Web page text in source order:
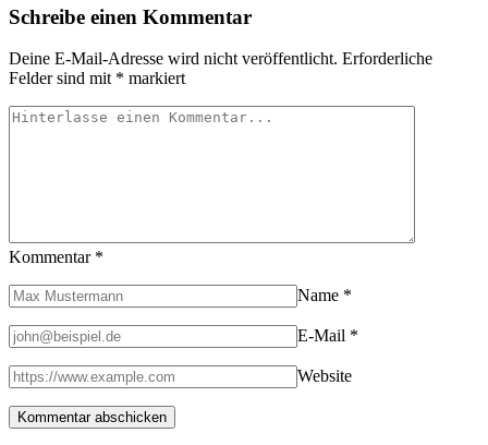
Schreibe einen Kommentar
Deine E-Mail-Adresse wird nicht veröffentlicht. Erforderliche
Felder sind mit * markiert
Kommentar *
Name *
E-Mail *
Website